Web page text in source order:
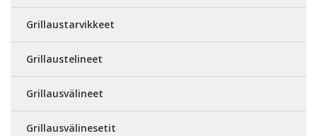
Grillaustarvikkeet
Grillaustelineet
Grillausvälineet
Grillausvälinesetit